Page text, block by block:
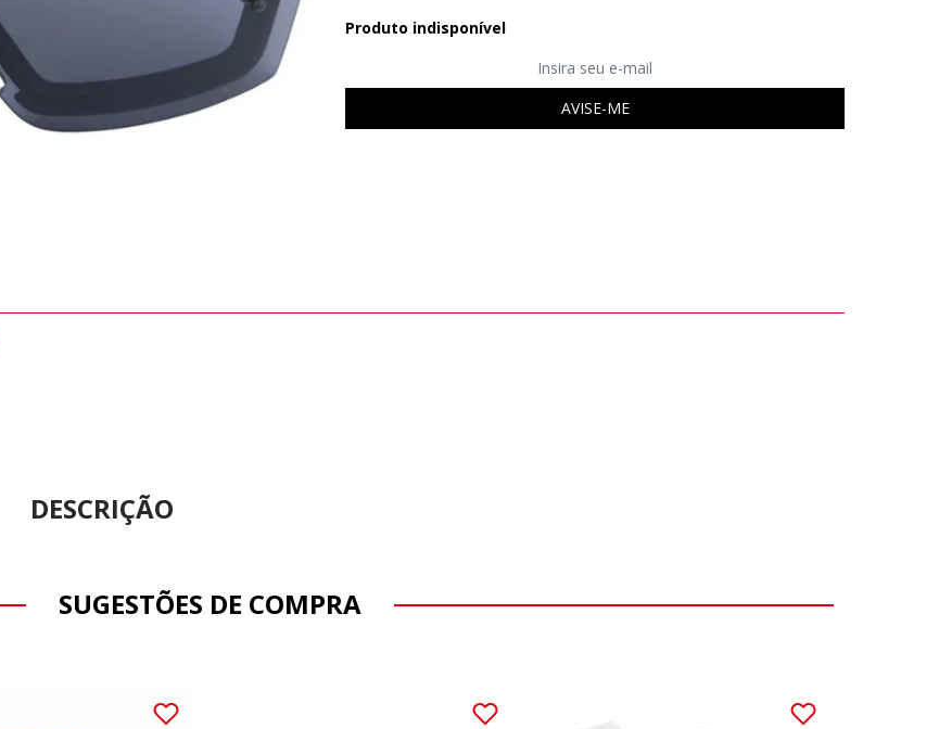
Produto indisponível
AVISE-ME
DESCRIÇÃO
SUGESTÕES DE COMPRA